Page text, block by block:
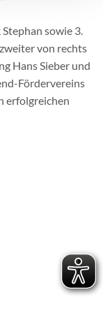
sowie 3.
von rechts
Hans Sieber und
Fördervereins
erfolgreichen